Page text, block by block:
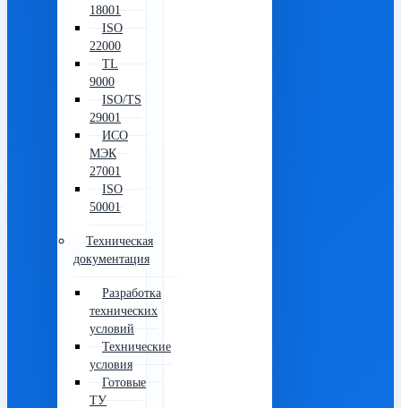
18001
ISO
22000
TL
9000
ISO/TS
29001
ИСО
МЭК
27001
ISO
50001
Техническая
документация
Разработка
технических
условий
Технические
условия
Готовые
ТУ